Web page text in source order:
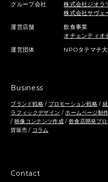
グループ会社
株式会社ジオラ
株式会社サヴェ
運営店舗
飲食事業
オチェンティオ
運営団体
NPOタテマチ
Business
ブランド戦略/ プロモーション戦略 /
ラフィックデザイン /ホームページ制作
/ 映像コンテンツ作成 / 飲食店開発プ
貨販売 / コラム
Contact